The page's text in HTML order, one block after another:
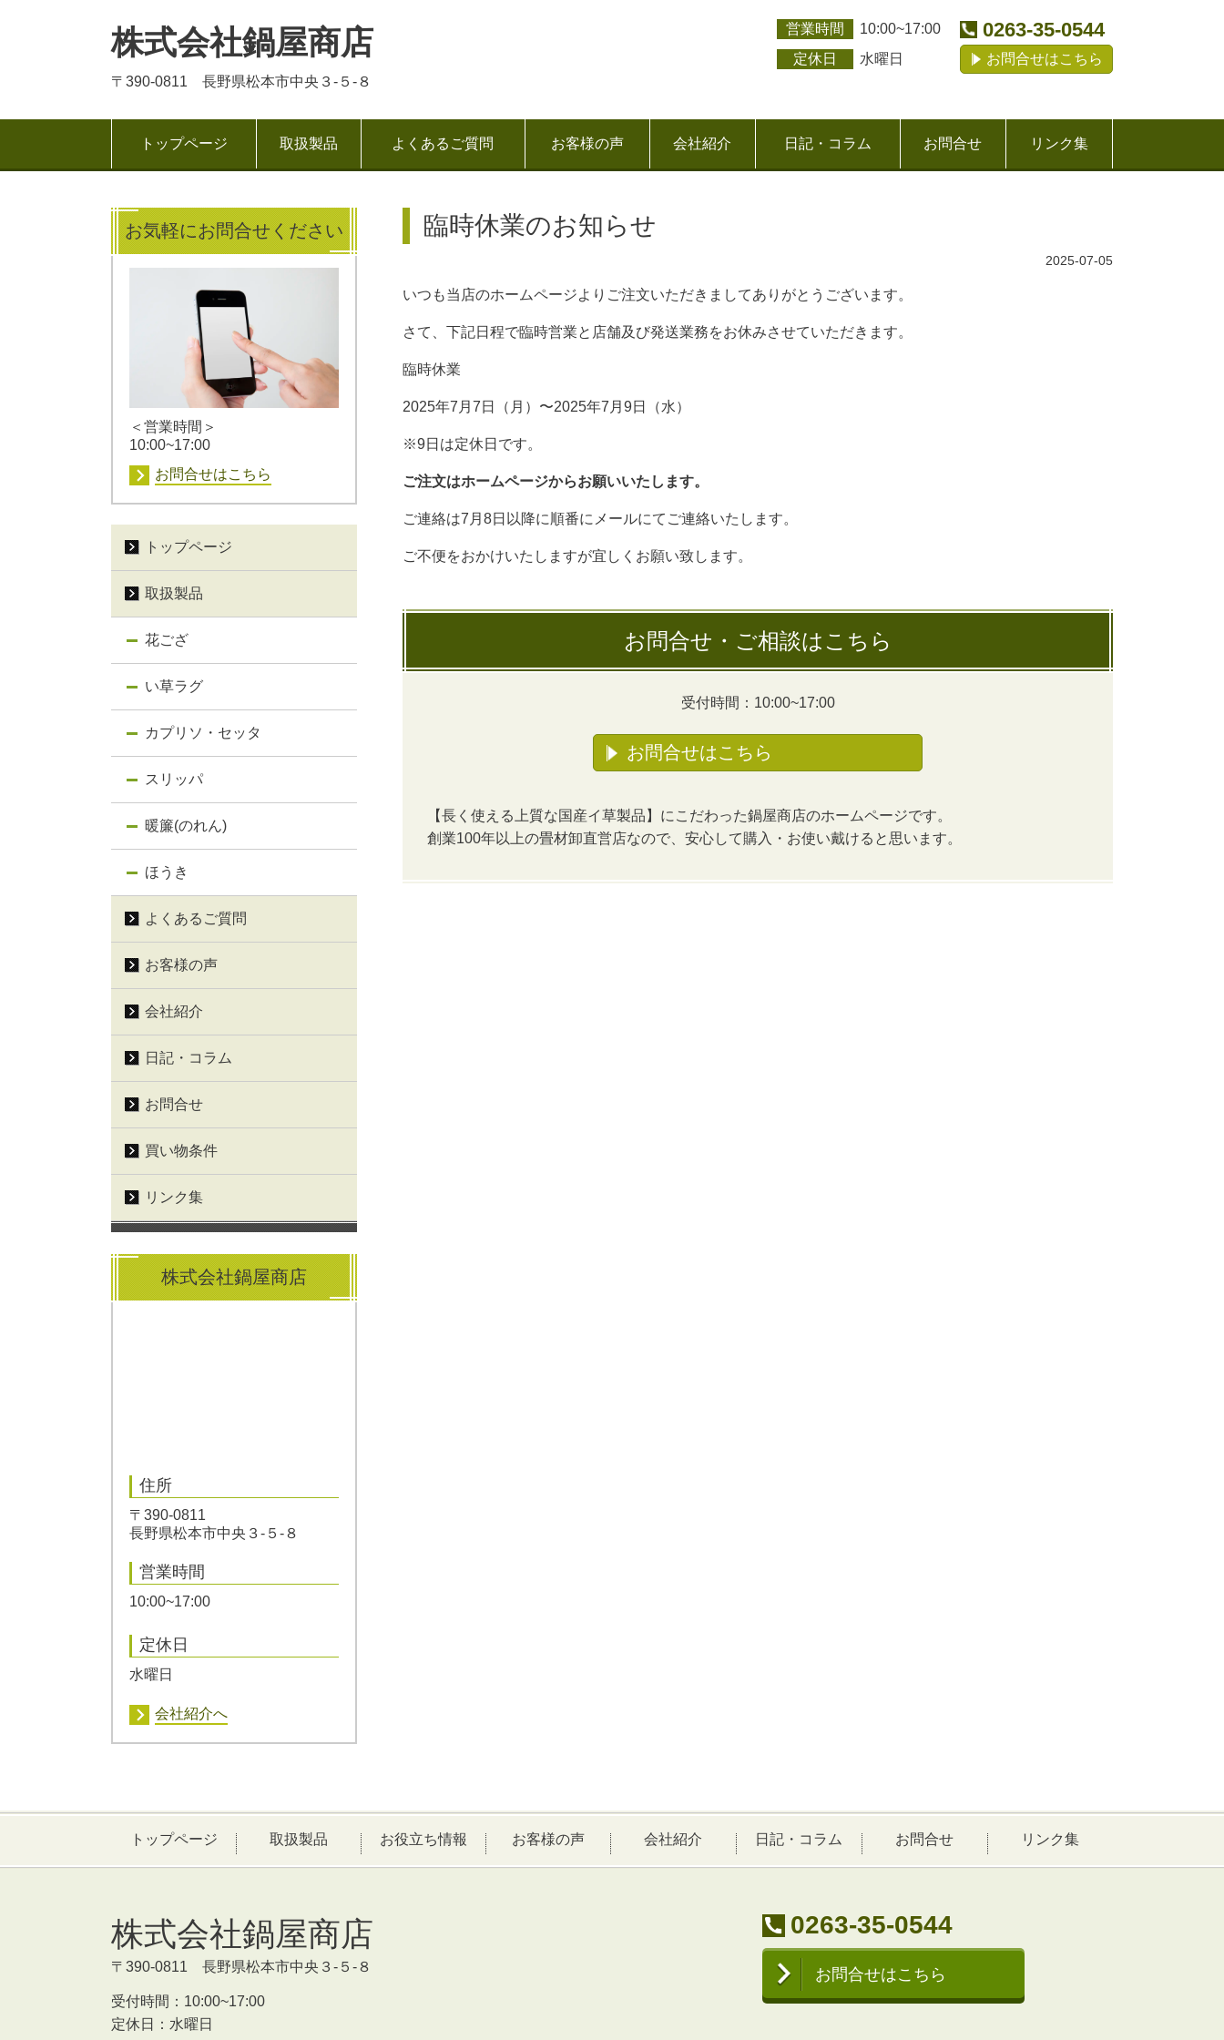
株式会社鍋屋商店
〒390-0811 長野県松本市中央３-５-８
営業時間
10:00~17:00
定休日
水曜日
0263-35-0544
お問合せはこちら
トップページ 取扱製品 よくあるご質問 お客様の声 会社紹介 日記・コラム お問合せ リンク集
臨時休業のお知らせ
2025-07-05
いつも当店のホームページよりご注文いただきましてありがとうございます。
さて、下記日程で臨時営業と店舗及び発送業務をお休みさせていただきます。
臨時休業
2025年7月7日（月）〜2025年7月9日（水）
※9日は定休日です。
ご注文はホームページからお願いいたします。
ご連絡は7月8日以降に順番にメールにてご連絡いたします。
ご不便をおかけいたしますが宜しくお願い致します。
お問合せ・ご相談はこちら
受付時間：10:00~17:00
お問合せはこちら
【長く使える上質な国産イ草製品】にこだわった鍋屋商店のホームページです。
創業100年以上の畳材卸直営店なので、安心して購入・お使い戴けると思います。
お気軽にお問合せください
＜営業時間＞
10:00~17:00
お問合せはこちら
トップページ
取扱製品
花ござ
い草ラグ
カプリソ・セッタ
スリッパ
暖簾(のれん)
ほうき
よくあるご質問
お客様の声
会社紹介
日記・コラム
お問合せ
買い物条件
リンク集
株式会社鍋屋商店
住所
〒390-0811
長野県松本市中央３-５-８
営業時間
10:00~17:00
定休日
水曜日
会社紹介へ
トップページ 取扱製品 お役立ち情報 お客様の声 会社紹介 日記・コラム お問合せ リンク集
株式会社鍋屋商店
〒390-0811 長野県松本市中央３-５-８
受付時間： 10:00~17:00
定休日：水曜日
0263-35-0544
お問合せはこちら